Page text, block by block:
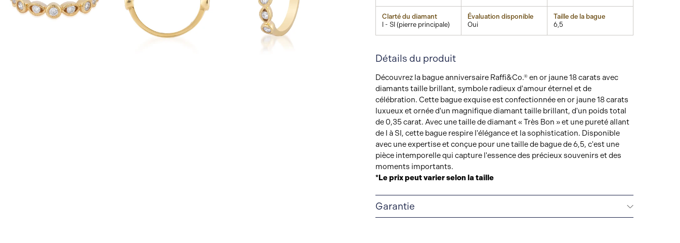
Clarté du diamant
I - SI (pierre principale)
Évaluation disponible
Oui
Taille de la bague
6,5
Détails du produit
Découvrez la bague anniversaire Raffi&Co.® en or jaune 18 carats avec
diamants taille brillant, symbole radieux d'amour éternel et de
célébration. Cette bague exquise est confectionnée en or jaune 18 carats
luxueux et ornée d'un magnifique diamant taille brillant, d'un poids total
de 0,35 carat. Avec une taille de diamant « Très Bon » et une pureté allant
de I à SI, cette bague respire l'élégance et la sophistication. Disponible
avec une expertise et conçue pour une taille de bague de 6,5, c'est une
pièce intemporelle qui capture l'essence des précieux souvenirs et des
moments importants.
*Le prix peut varier selon la taille
Garantie